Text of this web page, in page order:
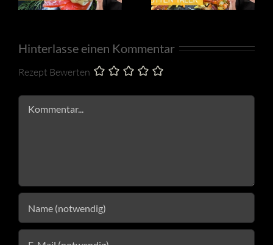
Hinterlasse einen Kommentar
Rezept Bewerten
Kommentar